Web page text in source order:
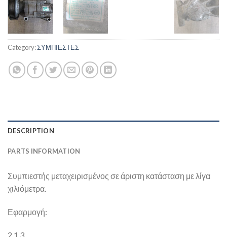
Category:ΣΥΜΠΙΕΣΤΕΣ
DESCRIPTION
PARTS INFORMATION
Συμπιεστής μεταχειρισμένος σε άριστη κατάσταση με λίγα
χιλιόμετρα.
Εφαρμογή:
2 1.3